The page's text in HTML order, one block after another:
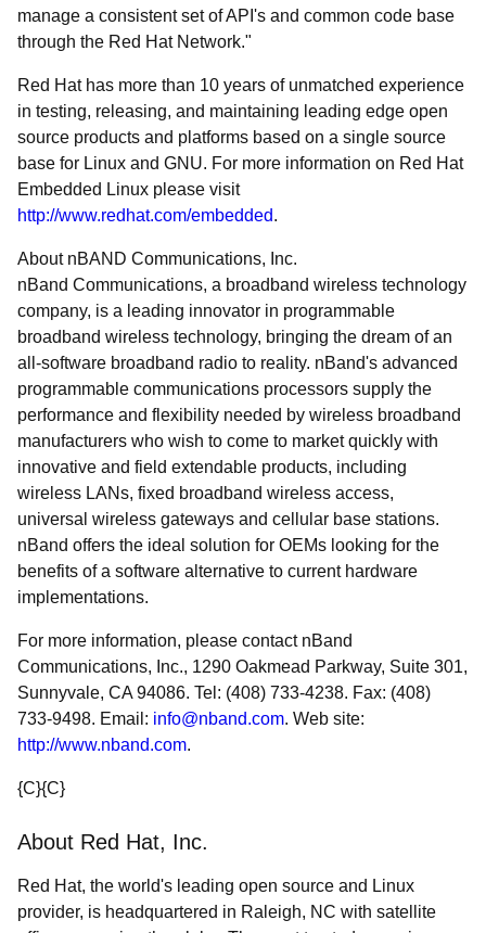
manage a consistent set of API's and common code base
through the Red Hat Network."
Red Hat has more than 10 years of unmatched experience
in testing, releasing, and maintaining leading edge open
source products and platforms based on a single source
base for Linux and GNU. For more information on Red Hat
Embedded Linux please visit
http://www.redhat.com/embedded.
About nBAND Communications, Inc.
nBand Communications, a broadband wireless technology
company, is a leading innovator in programmable
broadband wireless technology, bringing the dream of an
all-software broadband radio to reality. nBand's advanced
programmable communications processors supply the
performance and flexibility needed by wireless broadband
manufacturers who wish to come to market quickly with
innovative and field extendable products, including
wireless LANs, fixed broadband wireless access,
universal wireless gateways and cellular base stations.
nBand offers the ideal solution for OEMs looking for the
benefits of a software alternative to current hardware
implementations.
For more information, please contact nBand
Communications, Inc., 1290 Oakmead Parkway, Suite 301,
Sunnyvale, CA 94086. Tel: (408) 733-4238. Fax: (408)
733-9498. Email: info@nband.com. Web site:
http://www.nband.com.
{C}{C}
About Red Hat, Inc.
Red Hat, the world's leading open source and Linux
provider, is headquartered in Raleigh, NC with satellite